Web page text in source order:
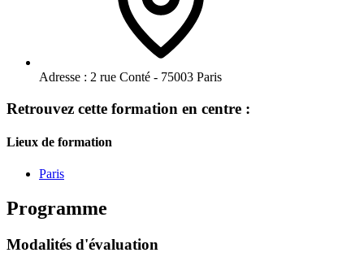
Adresse : 2 rue Conté - 75003 Paris
Retrouvez cette formation en centre :
Lieux de formation
Paris
Programme
Modalités d'évaluation